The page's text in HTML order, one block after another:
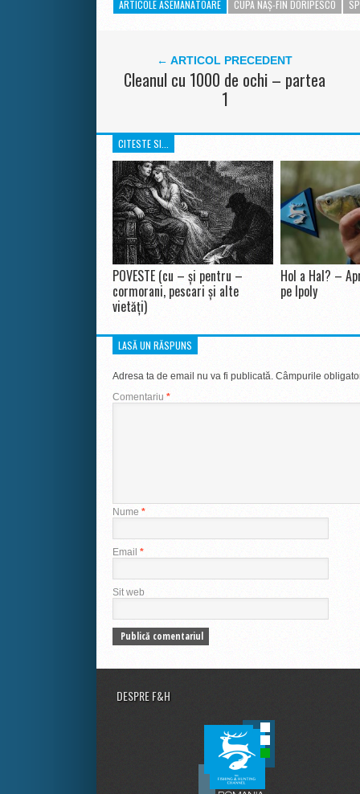
ARTICOLE ASEMANATOARE CUPA NAȘ-FIN DORIPESCO
← ARTICOL PRECEDENT
Cleanul cu 1000 de ochi – partea
1
CITESTE SI...
POVESTE (cu – și pentru –
cormorani, pescari și alte
vietăți)
Hol a Hal? –
pe Ipoly
LASĂ UN RĂSPUNS
Adresa ta de email nu va fi publicată. Câmpurile
Comentariu *
Nume *
Email *
Sit web
DESPRE F&H